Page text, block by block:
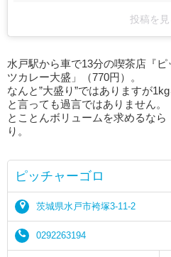
投稿を見
水戸駅から車で13分の喫茶店『
ツカレー大盛」（770円）。
なんと”大盛り”ではありますが
と言っても過言ではありません。
とことんボリュームを求めるな
り。
ピッチャーゴロ
茨城県水戸市袴塚3-11-2
0292263194